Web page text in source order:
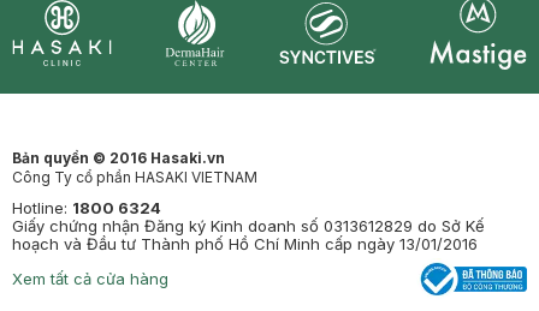
Bản quyền © 2016 Hasaki.vn
Công Ty cổ phần HASAKI VIETNAM
Hotline: 1800 6324
Giấy chứng nhận Đăng ký Kinh doanh số 0313612829 do Sở Kế
hoạch và Đầu tư Thành phố Hồ Chí Minh cấp ngày 13/01/2016
Xem tất cả cửa hàng